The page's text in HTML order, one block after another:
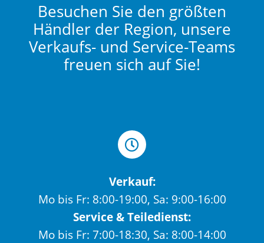
Besuchen Sie den größten
Händler der Region, unsere
Verkaufs- und Service-Teams
freuen sich auf Sie!
Verkauf:
Mo bis Fr: 8:00-19:00, Sa: 9:00-16:00
Service & Teiledienst:
Mo bis Fr: 7:00-18:30, Sa: 8:00-14:00